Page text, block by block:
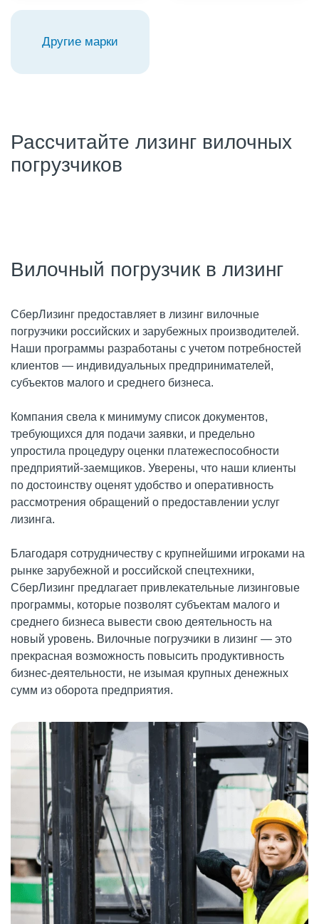
Другие марки
Рассчитайте лизинг вилочных
погрузчиков
Вилочный погрузчик в лизинг
СберЛизинг предоставляет в лизинг вилочные
погрузчики российских и зарубежных производителей.
Наши программы разработаны с учетом потребностей
клиентов — индивидуальных предпринимателей,
субъектов малого и среднего бизнеса.
Компания свела к минимуму список документов,
требующихся для подачи заявки, и предельно
упростила процедуру оценки платежеспособности
предприятий-заемщиков. Уверены, что наши клиенты
по достоинству оценят удобство и оперативность
рассмотрения обращений о предоставлении услуг
лизинга.
Благодаря сотрудничеству с крупнейшими игроками на
рынке зарубежной и российской спецтехники,
СберЛизинг предлагает привлекательные лизинговые
программы, которые позволят субъектам малого и
среднего бизнеса вывести свою деятельность на
новый уровень. Вилочные погрузчики в лизинг — это
прекрасная возможность повысить продуктивность
бизнес-деятельности, не изымая крупных денежных
сумм из оборота предприятия.